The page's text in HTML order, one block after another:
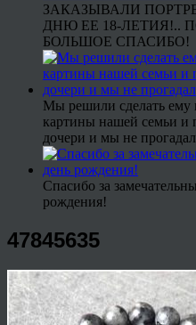
ЗАКАЗЫВАЛИ
ДНЮ ЕЕ 18-ЛЕТИЯ!..
БОЛЬШОЕ СПАСИБО!
Мы решили сделать ему
картины нашей семьи и
дочери и мы не
Спасибо за
рождения!
47845635